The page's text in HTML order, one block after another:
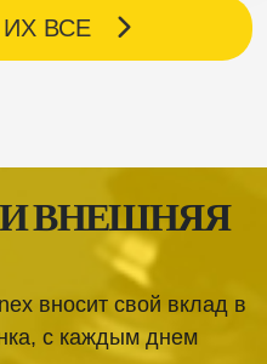
ВСЕ
ВНЕШНЯЯ
вносит свой вклад в
с каждым днем